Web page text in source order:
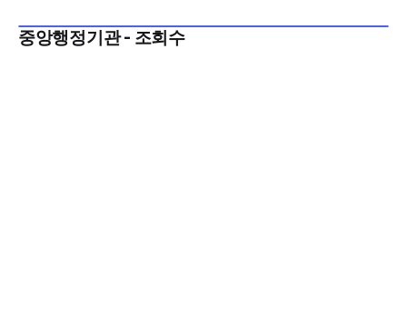
중앙행정기관 - 조회수